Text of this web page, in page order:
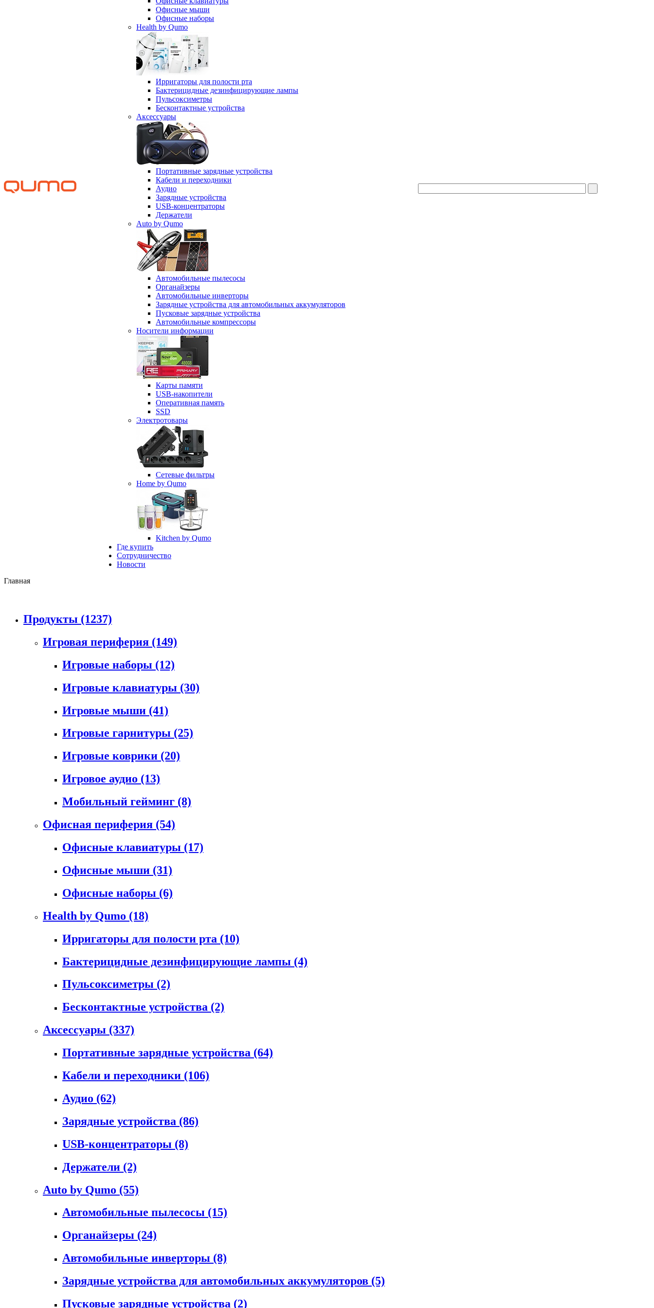
Офисные мыши
Офисные наборы
Health by Qumo
Ирригаторы для полости рта
Бактерицидные дезинфицирующие лампы
Пульсоксиметры
Бесконтактные устройства
Аксессуары
Портативные зарядные устройства
Кабели и переходники
Аудио
Зарядные устройства
USB-концентраторы
Держатели
Auto by Qumo
Автомобильные пылесосы
Органайзеры
Автомобильные инверторы
Зарядные устройства для автомобильных аккумуляторов
Пусковые зарядные устройства
Автомобильные компрессоры
Носители информации
Карты памяти
USB-накопители
Оперативная память
SSD
Электротовары
Сетевые фильтры
Home by Qumo
Kitchen by Qumo
Где купить
Сотрудничество
Новости
Главная
Продукты (1237)
Игровая периферия (149)
Игровые наборы (12)
Игровые клавиатуры (30)
Игровые мыши (41)
Игровые гарнитуры (25)
Игровые коврики (20)
Игровое аудио (13)
Мобильный гейминг (8)
Офисная периферия (54)
Офисные клавиатуры (17)
Офисные мыши (31)
Офисные наборы (6)
Health by Qumo (18)
Ирригаторы для полости рта (10)
Бактерицидные дезинфицирующие лампы (4)
Пульсоксиметры (2)
Бесконтактные устройства (2)
Аксессуары (337)
Портативные зарядные устройства (64)
Кабели и переходники (106)
Аудио (62)
Зарядные устройства (86)
USB-концентраторы (8)
Держатели (2)
Auto by Qumo (55)
Автомобильные пылесосы (15)
Органайзеры (24)
Автомобильные инверторы (8)
Зарядные устройства для автомобильных аккумуляторов (5)
Пусковые зарядные устройства (2)